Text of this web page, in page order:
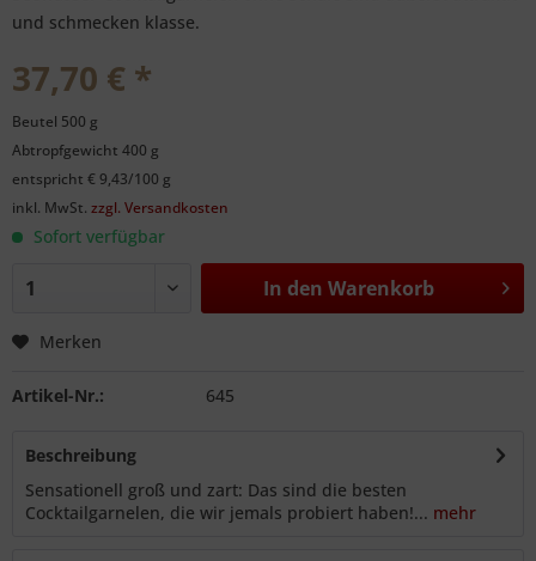
und schmecken klasse.
37,70 € *
Beutel 500 g
Abtropfgewicht 400 g
entspricht € 9,43/100 g
inkl. MwSt. zzgl. Versandkosten
Sofort verfügbar
In den Warenkorb
Merken
Artikel-Nr.: 645
Beschreibung
Sensationell groß und zart: Das sind die besten
Cocktailgarnelen, die wir jemals probiert haben!... mehr